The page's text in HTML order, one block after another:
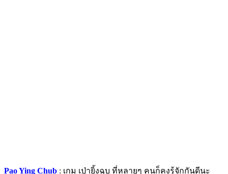
Pao Ying Chub : เกม เป่ายิ้งฉุบ ที่หลายๆ คนก็คงรู้จักกันดีนะ